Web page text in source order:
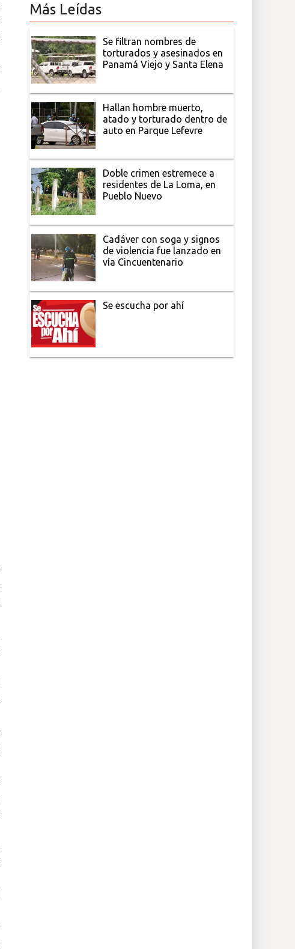
Más Leídas
Se filtran nombres de
torturados y asesinados en
Panamá Viejo y Santa Elena
Hallan hombre muerto,
atado y torturado dentro de
auto en Parque Lefevre
Doble crimen estremece a
residentes de La Loma, en
Pueblo Nuevo
Cadáver con soga y signos
de violencia fue lanzado en
vía Cincuentenario
Se escucha por ahí